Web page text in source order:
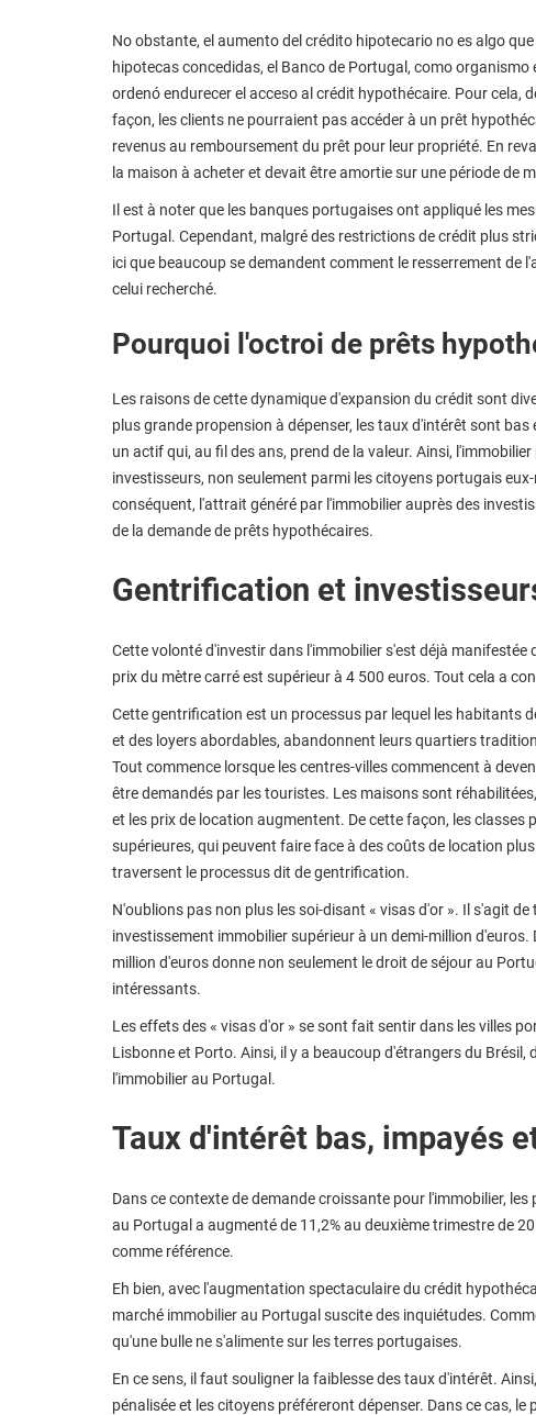
No obstante, el aumento del crédito hipotecario no es algo
hipotecas concedidas, el Banco de Portugal, como
ordenó endurecer el acceso al crédit hypothécaire. Pour cela,
façon, les clients ne pourraient pas accéder à un prêt
revenus au remboursement du prêt pour leur propriété. En
la maison à acheter et devait être amortie sur une période de
Il est à noter que les banques portugaises ont appliqué les
Portugal. Cependant, malgré des restrictions de crédit plus
ici que beaucoup se demandent comment le resserrement de
celui recherché.
Pourquoi l'octroi de prêts
Les raisons de cette dynamique d'expansion du crédit sont
plus grande propension à dépenser, les taux d'intérêt sont
un actif qui, au fil des ans, prend de la valeur. Ainsi,
investisseurs, non seulement parmi les citoyens portugais
conséquent, l'attrait généré par l'immobilier auprès des
de la demande de prêts hypothécaires.
Gentrification et
Cette volonté d'investir dans l'immobilier s'est déjà
prix du mètre carré est supérieur à 4 500 euros. Tout cela a
Cette gentrification est un processus par lequel les habitants
et des loyers abordables, abandonnent leurs quartiers
Tout commence lorsque les centres-villes commencent à
être demandés par les touristes. Les maisons sont
et les prix de location augmentent. De cette façon, les
supérieures, qui peuvent faire face à des coûts de location
traversent le processus dit de gentrification.
N'oublions pas non plus les soi-disant « visas d'or ». Il s'agit
investissement immobilier supérieur à un demi-million
million d'euros donne non seulement le droit de séjour au
intéressants.
Les effets des « visas d'or » se sont fait sentir dans les villes
Lisbonne et Porto. Ainsi, il y a beaucoup d'étrangers du
l'immobilier au Portugal.
Taux d'intérêt bas, impayés
Dans ce contexte de demande croissante pour l'immobilier,
au Portugal a augmenté de 11,2% au deuxième trimestre de
comme référence.
Eh bien, avec l'augmentation spectaculaire du crédit
marché immobilier au Portugal suscite des inquiétudes.
qu'une bulle ne s'alimente sur les terres portugaises.
En ce sens, il faut souligner la faiblesse des taux d'intérêt.
pénalisée et les citoyens préféreront dépenser. Dans ce cas,